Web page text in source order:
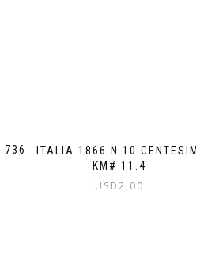
736
ITALIA 1866 N 10 CENTESIMI
KM# 11.4
USD2,00